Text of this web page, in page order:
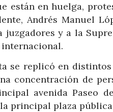
están en huelga,
Andrés Manuel
juzgadores y a la
internacional.
se replicó en
concentración de
avenida Paseo
principal plaza